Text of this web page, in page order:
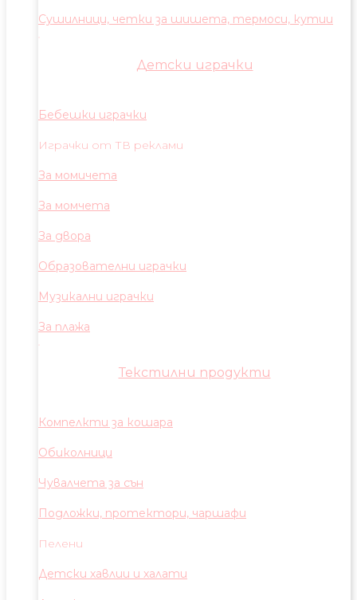
Сушилници, четки за шишета, термоси, кутии
Детски играчки
Бебешки играчки
Играчки от ТВ реклами
За момичета
За момчета
За двора
Образователни играчки
Музикални играчки
За плажа
Текстилни продукти
Компелкти за кошара
Обиколници
Чувалчета за сън
Подложки, протектори, чаршафи
Пелени
Детски хавлии и халати